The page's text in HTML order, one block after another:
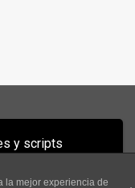
y scripts
la mejor experiencia de